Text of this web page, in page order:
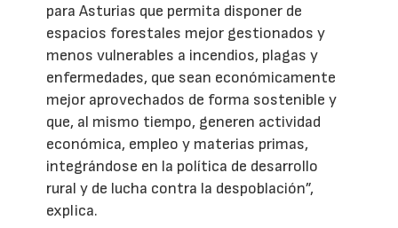
para Asturias que permita disponer de
espacios forestales mejor gestionados y
menos vulnerables a incendios, plagas y
enfermedades, que sean económicamente
mejor aprovechados de forma sostenible y
que, al mismo tiempo, generen actividad
económica, empleo y materias primas,
integrándose en la política de desarrollo
rural y de lucha contra la despoblación”,
explica.